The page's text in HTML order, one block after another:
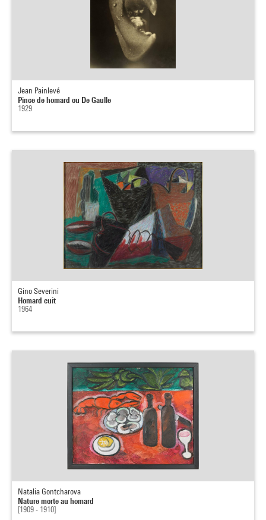
Jean Painlevé
Pince de homard ou De Gaulle
1929
Gino Severini
Homard cuit
1964
Natalia Gontcharova
Nature morte au homard
[1909 - 1910]